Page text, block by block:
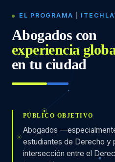
EL PROGRAMA
Abogados con
experiencia
en tu ciudad
PÚBLICO OBJETIVO
Abogados
estudiantes de Derecho y
intersección entre el